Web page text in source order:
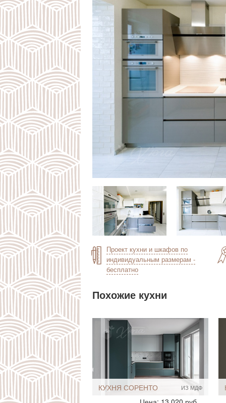
Проект кухни и шкафов по
индивидуальным размерам -
бесплатно
Похожие кухни
ИЗ МДФ
КУХНЯ СПАРТА
Современный